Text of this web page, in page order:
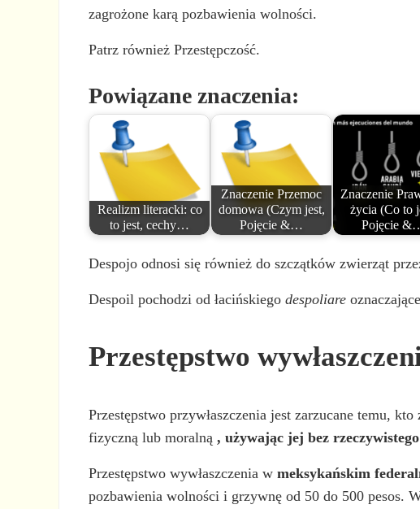
zagrożone karą pozbawienia wolności.
Patrz również Przestępczość.
Powiązane znaczenia:
Realizm literacki: co
to jest, cechy…
Znaczenie Przemoc
domowa (Czym jest,
Pojęcie &…
Znaczenie
życia (Co to
Pojęcie
Despojo odnosi się również do szczątków zwierząt
Despoil pochodzi od łacińskiegodespoliare
Przestępstwo
Przestępstwo przywłaszczenia jest zarzucane temu,
fizyczną lub moralną, używając jej bez
Przestępstwo wywłaszczenia wmeksykańskim
pozbawienia wolności i grzywnę od 50 do 500 pesos.